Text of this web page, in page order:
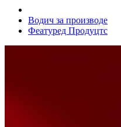
Водич за производе
Феатуред Продуцтс